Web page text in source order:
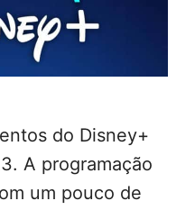
do Disney+
A programação
um pouco de